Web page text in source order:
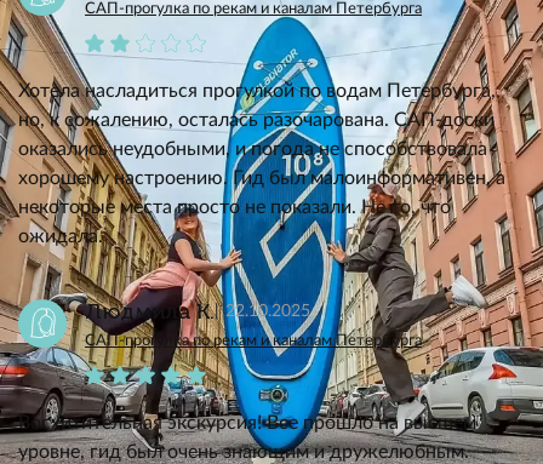
САП-прогулка по рекам и каналам Петербурга
Хотела насладиться прогулкой по водам Петербурга,
но, к сожалению, осталась разочарована. САП-доски
оказались неудобными, и погода не способствовала
хорошему настроению. Гид был малоинформативен, а
некоторые места просто не показали. Не то, что
ожидала.
Людмила К. 22.10.2025
САП-прогулка по рекам и каналам Петербурга
Восхитительная экскурсия! Все прошло на высшем
уровне, гид был очень знающим и дружелюбным.